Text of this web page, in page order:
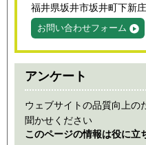
福井県坂井市坂井町下新
お問い合わせフォーム
アンケート
ウェブサイトの品質向上の
聞かせください
このページの情報は役に立